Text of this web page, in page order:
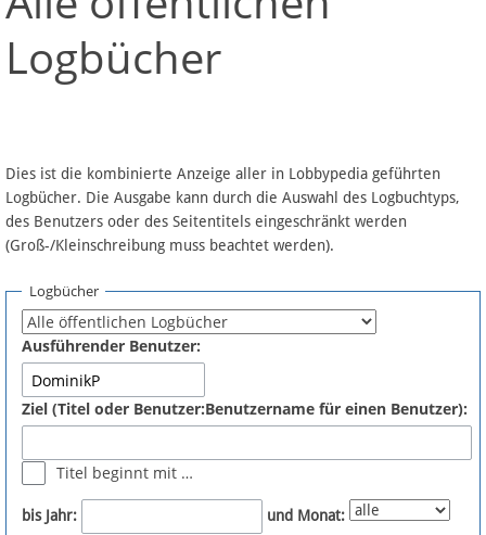
Navigation
Über Lobbypedia
Artikel nach Kategorien
FAQ
Fördermitglied werden
Fehler melden
Newsletter
Logbücher
Dies ist die kombinierte Anzeige aller in Lobbypedia geführten
Logbücher. Die Ausgabe kann durch die Auswahl des Logbuchtyps,
des Benutzers oder des Seitentitels eingeschränkt werden
(Groß-/Kleinschreibung muss beachtet werden).
Logbücher
Ausführender Benutzer:
Ziel (Titel oder Benutzer:Benutzername für einen Benutzer):
Titel beginnt mit …
bis Jahr: und Monat: